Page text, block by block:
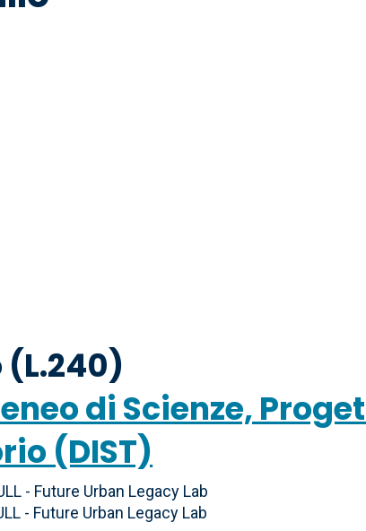
di Scienze,
(DIST)
- Future Urban Legacy Lab
- Future Urban Legacy Lab